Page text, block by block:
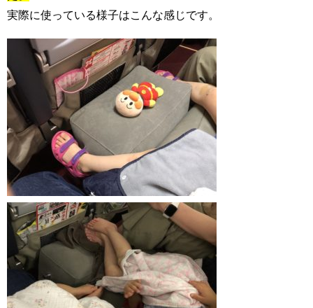
実際に使っている様子はこんな感じです。